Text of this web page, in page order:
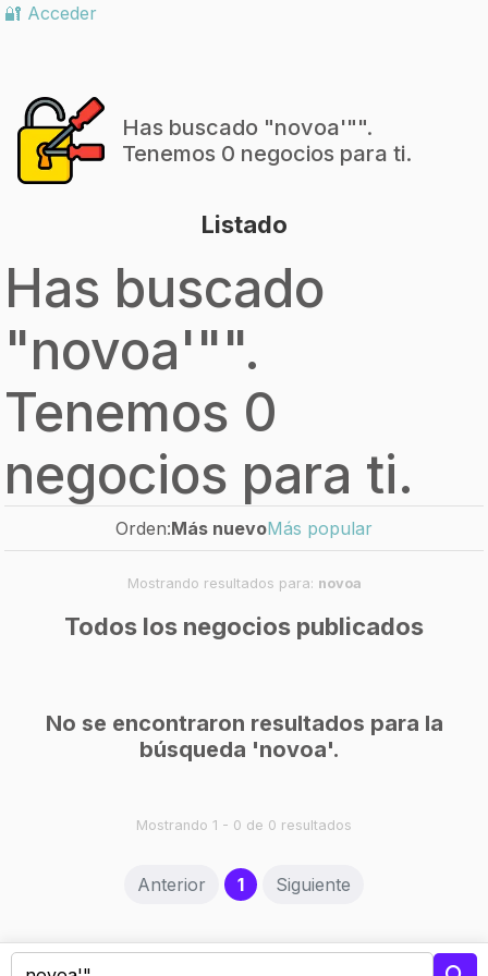
🔐 Acceder
Has buscado "novoa'"".
Tenemos 0 negocios para ti.
Listado
Has buscado
"novoa'"".
Tenemos 0
negocios para ti.
Orden:Más nuevoMás popular
Mostrando resultados para: novoa
Todos los negocios publicados
No se encontraron resultados para la
búsqueda 'novoa'.
Mostrando 1 - 0 de 0 resultados
Anterior 1(current)
Siguiente